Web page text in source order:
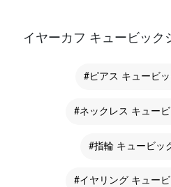
イヤーカフ キュービッ
#ピアス キュービ
#ネックレス キュー
#指輪 キュービッ
#イヤリング キュー